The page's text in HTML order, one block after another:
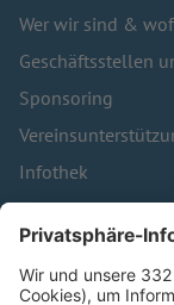
Wer wir sind &
Geschäftsstellen
Sponsoring
Infothek
Kontakt
HÄUFIG